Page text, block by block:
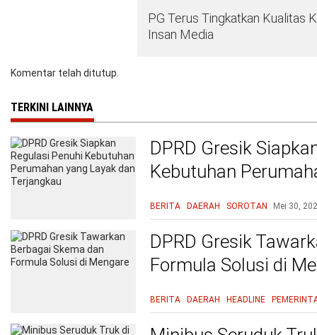
PG Terus Tingkatkan Kualitas
Insan Media
Komentar telah ditutup.
TERKINI LAINNYA
DPRD Gresik
Kebutuhan
BERITA DAERAH SOROTAN Mei 30,
DPRD Gresik
Formula Solusi di
BERITA DAERAH HEADLINE